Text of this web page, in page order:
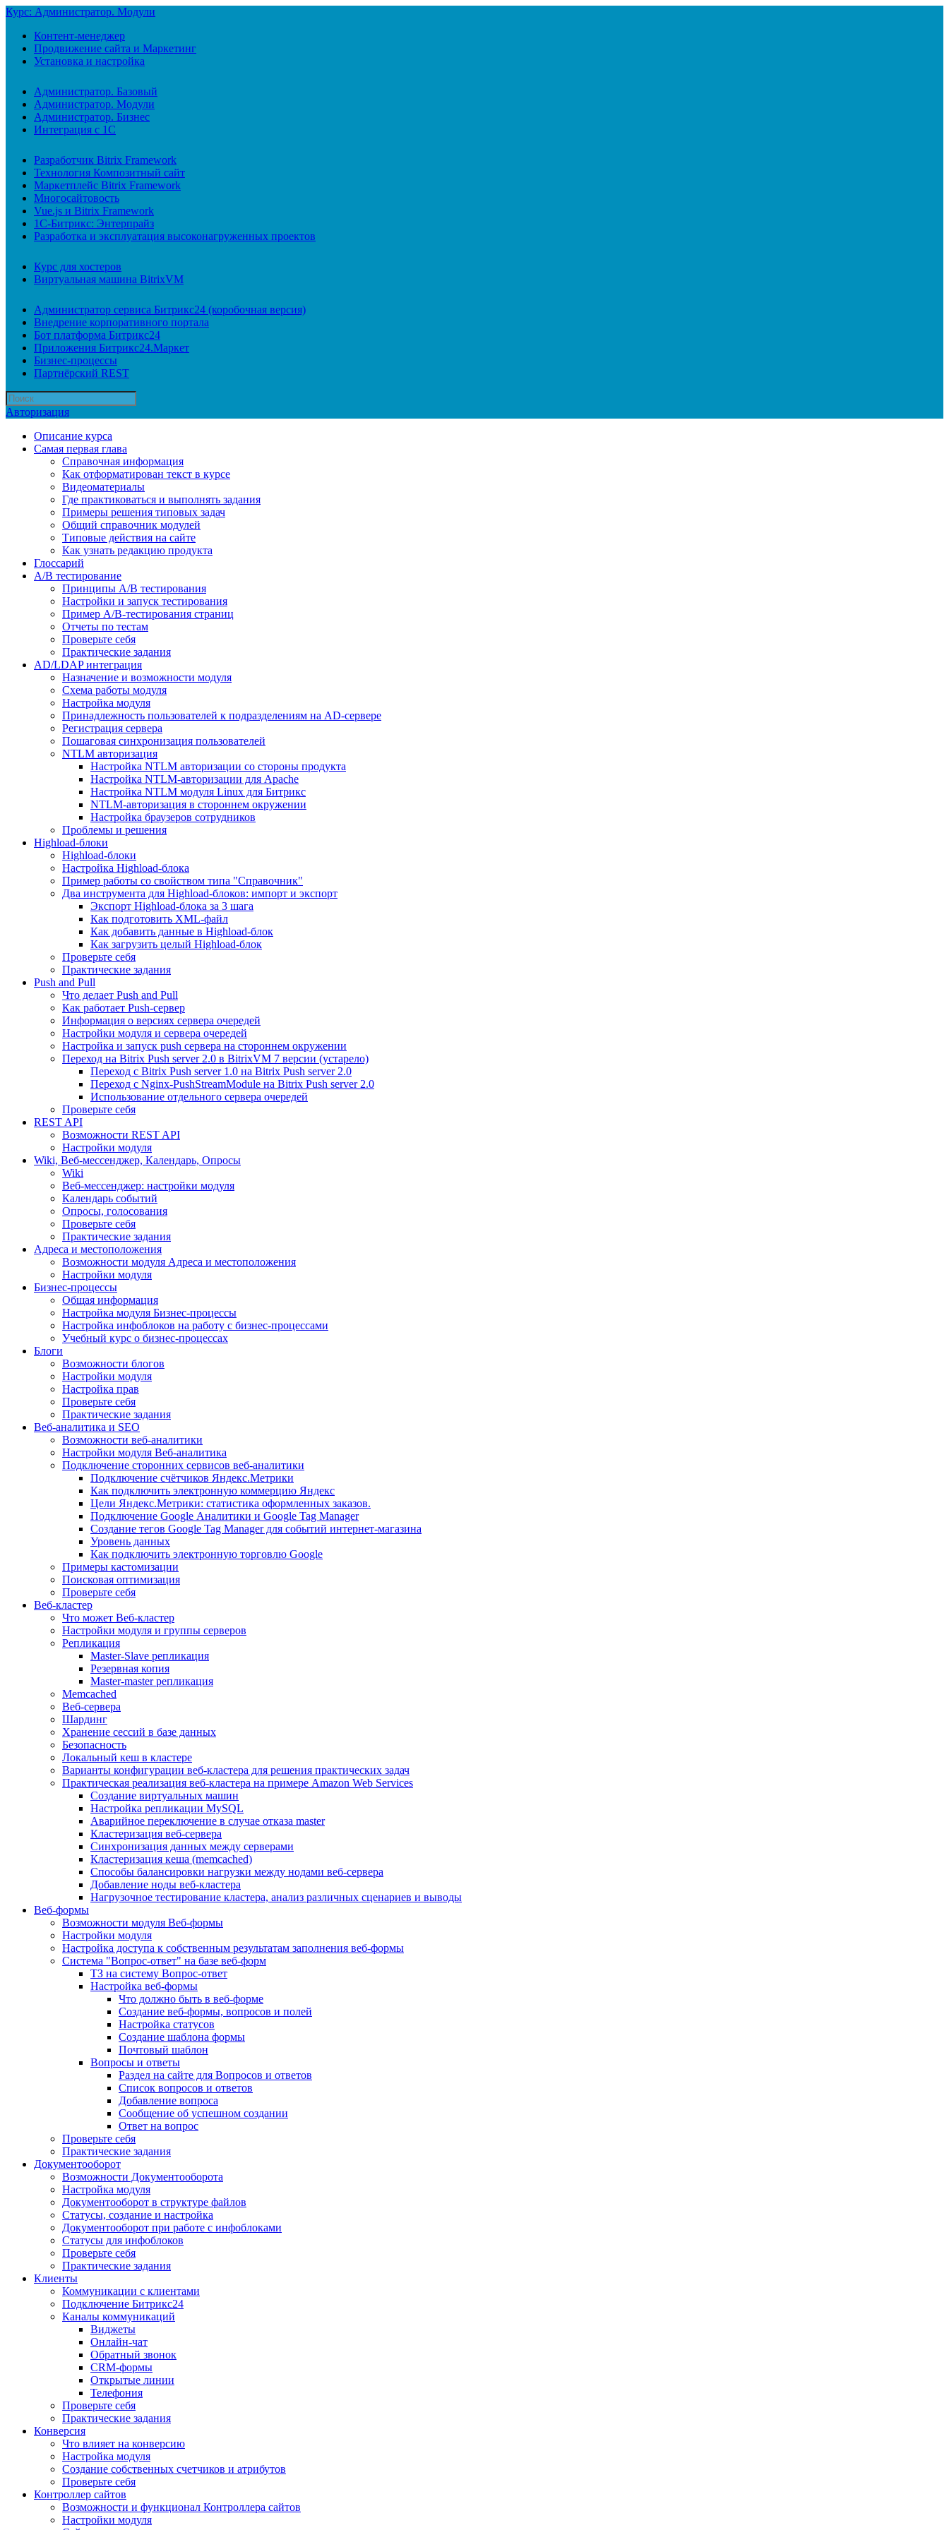
Курс: Администратор. Модули
Контент-менеджер
Продвижение сайта и Маркетинг
Установка и настройка
Администратор. Базовый
Администратор. Модули
Администратор. Бизнес
Интеграция с 1С
Разработчик Bitrix Framework
Технология Композитный сайт
Маркетплейс Bitrix Framework
Многосайтовость
Vue.js и Bitrix Framework
1С-Битрикс: Энтерпрайз
Разработка и эксплуатация высоконагруженных проектов
Курс для хостеров
Виртуальная машина BitrixVM
Администратор сервиса Битрикс24 (коробочная версия)
Внедрение корпоративного портала
Бот платформа Битрикс24
Приложения Битрикс24.Маркет
Бизнес-процессы
Партнёрский REST
Авторизация
Описание курса
Самая первая глава
Справочная информация
Как отформатирован текст в курсе
Видеоматериалы
Где практиковаться и выполнять задания
Примеры решения типовых задач
Общий справочник модулей
Типовые действия на сайте
Как узнать редакцию продукта
Глоссарий
A/B тестирование
Принципы A/B тестирования
Настройки и запуск тестирования
Пример A/B-тестирования страниц
Отчеты по тестам
Проверьте себя
Практические задания
AD/LDAP интеграция
Назначение и возможности модуля
Схема работы модуля
Настройка модуля
Принадлежность пользователей к подразделениям на AD-сервере
Регистрация сервера
Пошаговая синхронизация пользователей
NTLM авторизация
Настройка NTLM авторизации со стороны продукта
Настройка NTLM-авторизации для Apache
Настройка NTLM модуля Linux для Битрикс
NTLM-авторизация в стороннем окружении
Настройка браузеров сотрудников
Проблемы и решения
Highload-блоки
Highload-блоки
Настройка Highload-блока
Пример работы со свойством типа "Справочник"
Два инструмента для Highload-блоков: импорт и экспорт
Экспорт Highload-блока за 3 шага
Как подготовить XML-файл
Как добавить данные в Highload-блок
Как загрузить целый Highload-блок
Проверьте себя
Практические задания
Push and Pull
Что делает Push and Pull
Как работает Push-сервер
Информация о версиях сервера очередей
Настройки модуля и сервера очередей
Настройка и запуск push сервера на стороннем окружении
Переход на Bitrix Push server 2.0 в BitrixVM 7 версии (устарело)
Переход с Bitrix Push server 1.0 на Bitrix Push server 2.0
Переход с Nginx-PushStreamModule на Bitrix Push server 2.0
Использование отдельного сервера очередей
Проверьте себя
REST API
Возможности REST API
Настройки модуля
Wiki, Веб-мессенджер, Календарь, Опросы
Wiki
Веб-мессенджер: настройки модуля
Календарь событий
Опросы, голосования
Проверьте себя
Практические задания
Адреса и местоположения
Возможности модуля Адреса и местоположения
Настройки модуля
Бизнес-процессы
Общая информация
Настройка модуля Бизнес-процессы
Настройка инфоблоков на работу с бизнес-процессами
Учебный курс о бизнес-процессах
Блоги
Возможности блогов
Настройки модуля
Настройка прав
Проверьте себя
Практические задания
Веб-аналитика и SEO
Возможности веб-аналитики
Настройки модуля Веб-аналитика
Подключение сторонних сервисов веб-аналитики
Подключение счётчиков Яндекс.Метрики
Как подключить электронную коммерцию Яндекс
Цели Яндекс.Метрики: статистика оформленных заказов.
Подключение Google Аналитики и Google Tag Manager
Создание тегов Google Tag Manager для событий интернет-магазина
Уровень данных
Как подключить электронную торговлю Google
Примеры кастомизации
Поисковая оптимизация
Проверьте себя
Веб-кластер
Что может Веб-кластер
Настройки модуля и группы серверов
Репликация
Master-Slave репликация
Резервная копия
Master-master репликация
Memcached
Веб-сервера
Шардинг
Хранение сессий в базе данных
Безопасность
Локальный кеш в кластере
Варианты конфигурации веб-кластера для решения практических задач
Практическая реализация веб-кластера на примере Amazon Web Services
Создание виртуальных машин
Настройка репликации MySQL
Аварийное переключение в случае отказа master
Кластеризация веб-сервера
Синхронизация данных между серверами
Кластеризация кеша (memcached)
Способы балансировки нагрузки между нодами веб-сервера
Добавление ноды веб-кластера
Нагрузочное тестирование кластера, анализ различных сценариев и выводы
Веб-формы
Возможности модуля Веб-формы
Настройки модуля
Настройка доступа к собственным результатам заполнения веб-формы
Система "Вопрос-ответ" на базе веб-форм
ТЗ на систему Вопрос-ответ
Настройка веб-формы
Что должно быть в веб-форме
Создание веб-формы, вопросов и полей
Настройка статусов
Создание шаблона формы
Почтовый шаблон
Вопросы и ответы
Раздел на сайте для Вопросов и ответов
Список вопросов и ответов
Добавление вопроса
Сообщение об успешном создании
Ответ на вопрос
Проверьте себя
Практические задания
Документооборот
Возможности Документооборота
Настройка модуля
Документооборот в структуре файлов
Статусы, создание и настройка
Документооборот при работе с инфоблоками
Статусы для инфоблоков
Проверьте себя
Практические задания
Клиенты
Коммуникации с клиентами
Подключение Битрикс24
Каналы коммуникаций
Виджеты
Онлайн-чат
Обратный звонок
CRM-формы
Открытые линии
Телефония
Проверьте себя
Практические задания
Конверсия
Что влияет на конверсию
Настройка модуля
Создание собственных счетчиков и атрибутов
Проверьте себя
Контроллер сайтов
Возможности и функционал Контроллера сайтов
Настройки модуля